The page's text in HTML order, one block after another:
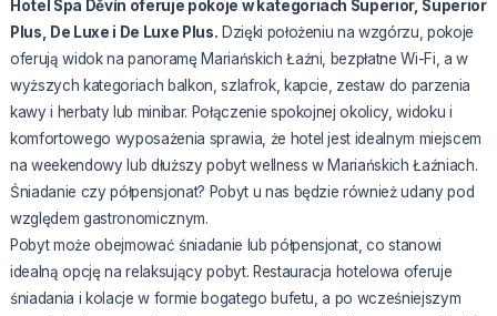
Hotel Spa Děvín oferuje pokoje w kategoriach Superior, Superior
Plus, De Luxe i De Luxe Plus. Dzięki położeniu na wzgórzu, pokoje
oferują widok na panoramę Mariańskich Łaźni, bezpłatne Wi-Fi, a w
wyższych kategoriach balkon, szlafrok, kapcie, zestaw do parzenia
kawy i herbaty lub minibar. Połączenie spokojnej okolicy, widoku i
komfortowego wyposażenia sprawia, że hotel jest idealnym miejscem
na weekendowy lub dłuższy pobyt wellness w Mariańskich Łaźniach.
Śniadanie czy półpensjonat? Pobyt u nas będzie również udany pod
względem gastronomicznym.
Pobyt może obejmować śniadanie lub półpensjonat, co stanowi
idealną opcję na relaksujący pobyt. Restauracja hotelowa oferuje
śniadania i kolacje w formie bogatego bufetu, a po wcześniejszym